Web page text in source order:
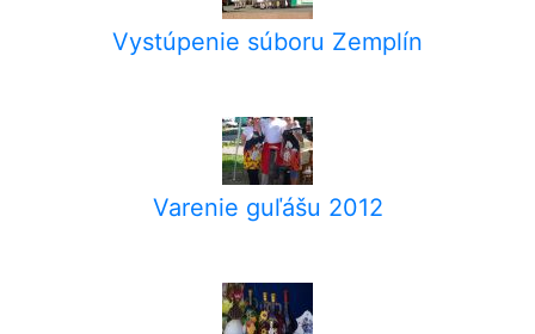
Vystúpenie súboru Zemplín
Varenie guľášu 2012